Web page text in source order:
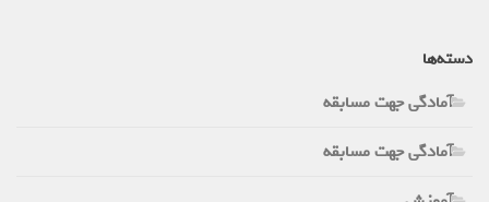
دسته‌ها
آمادگی جهت مسابقه
آمادگی جهت مسابقه